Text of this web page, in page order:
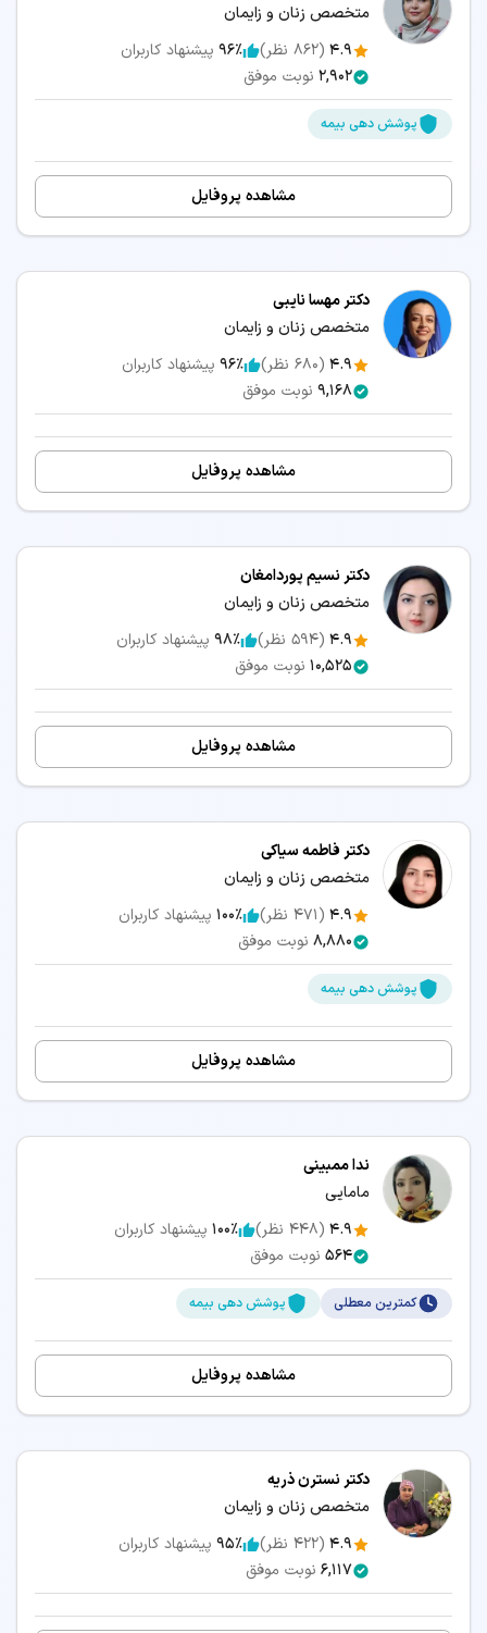
متخصص زنان و زایمان
4.9
(
862 نظر) 96٪ پیشنهاد کاربران
2,902 نوبت موفق
پوشش دهی بیمه
مشاهده پروفایل
دکتر مهسا نایبی
متخصص زنان و زایمان
4.9
(
680 نظر) 96٪ پیشنهاد کاربران
9,168 نوبت موفق
مشاهده پروفایل
دکتر نسیم پوردامغان
متخصص زنان و زایمان
4.9
(
594 نظر) 98٪ پیشنهاد کاربران
10,525 نوبت موفق
مشاهده پروفایل
دکتر فاطمه سیاکی
متخصص زنان و زایمان
4.9
(
471 نظر) 100٪ پیشنهاد کاربران
8,880 نوبت موفق
پوشش دهی بیمه
مشاهده پروفایل
ندا ممبینی
مامایی
4.9
(
448 نظر) 100٪ پیشنهاد کاربران
564 نوبت موفق
کمترین معطلی پوشش دهی بیمه
مشاهده پروفایل
دکتر نسترن ذریه
متخصص زنان و زایمان
4.9
(
422 نظر) 95٪ پیشنهاد کاربران
6,117 نوبت موفق